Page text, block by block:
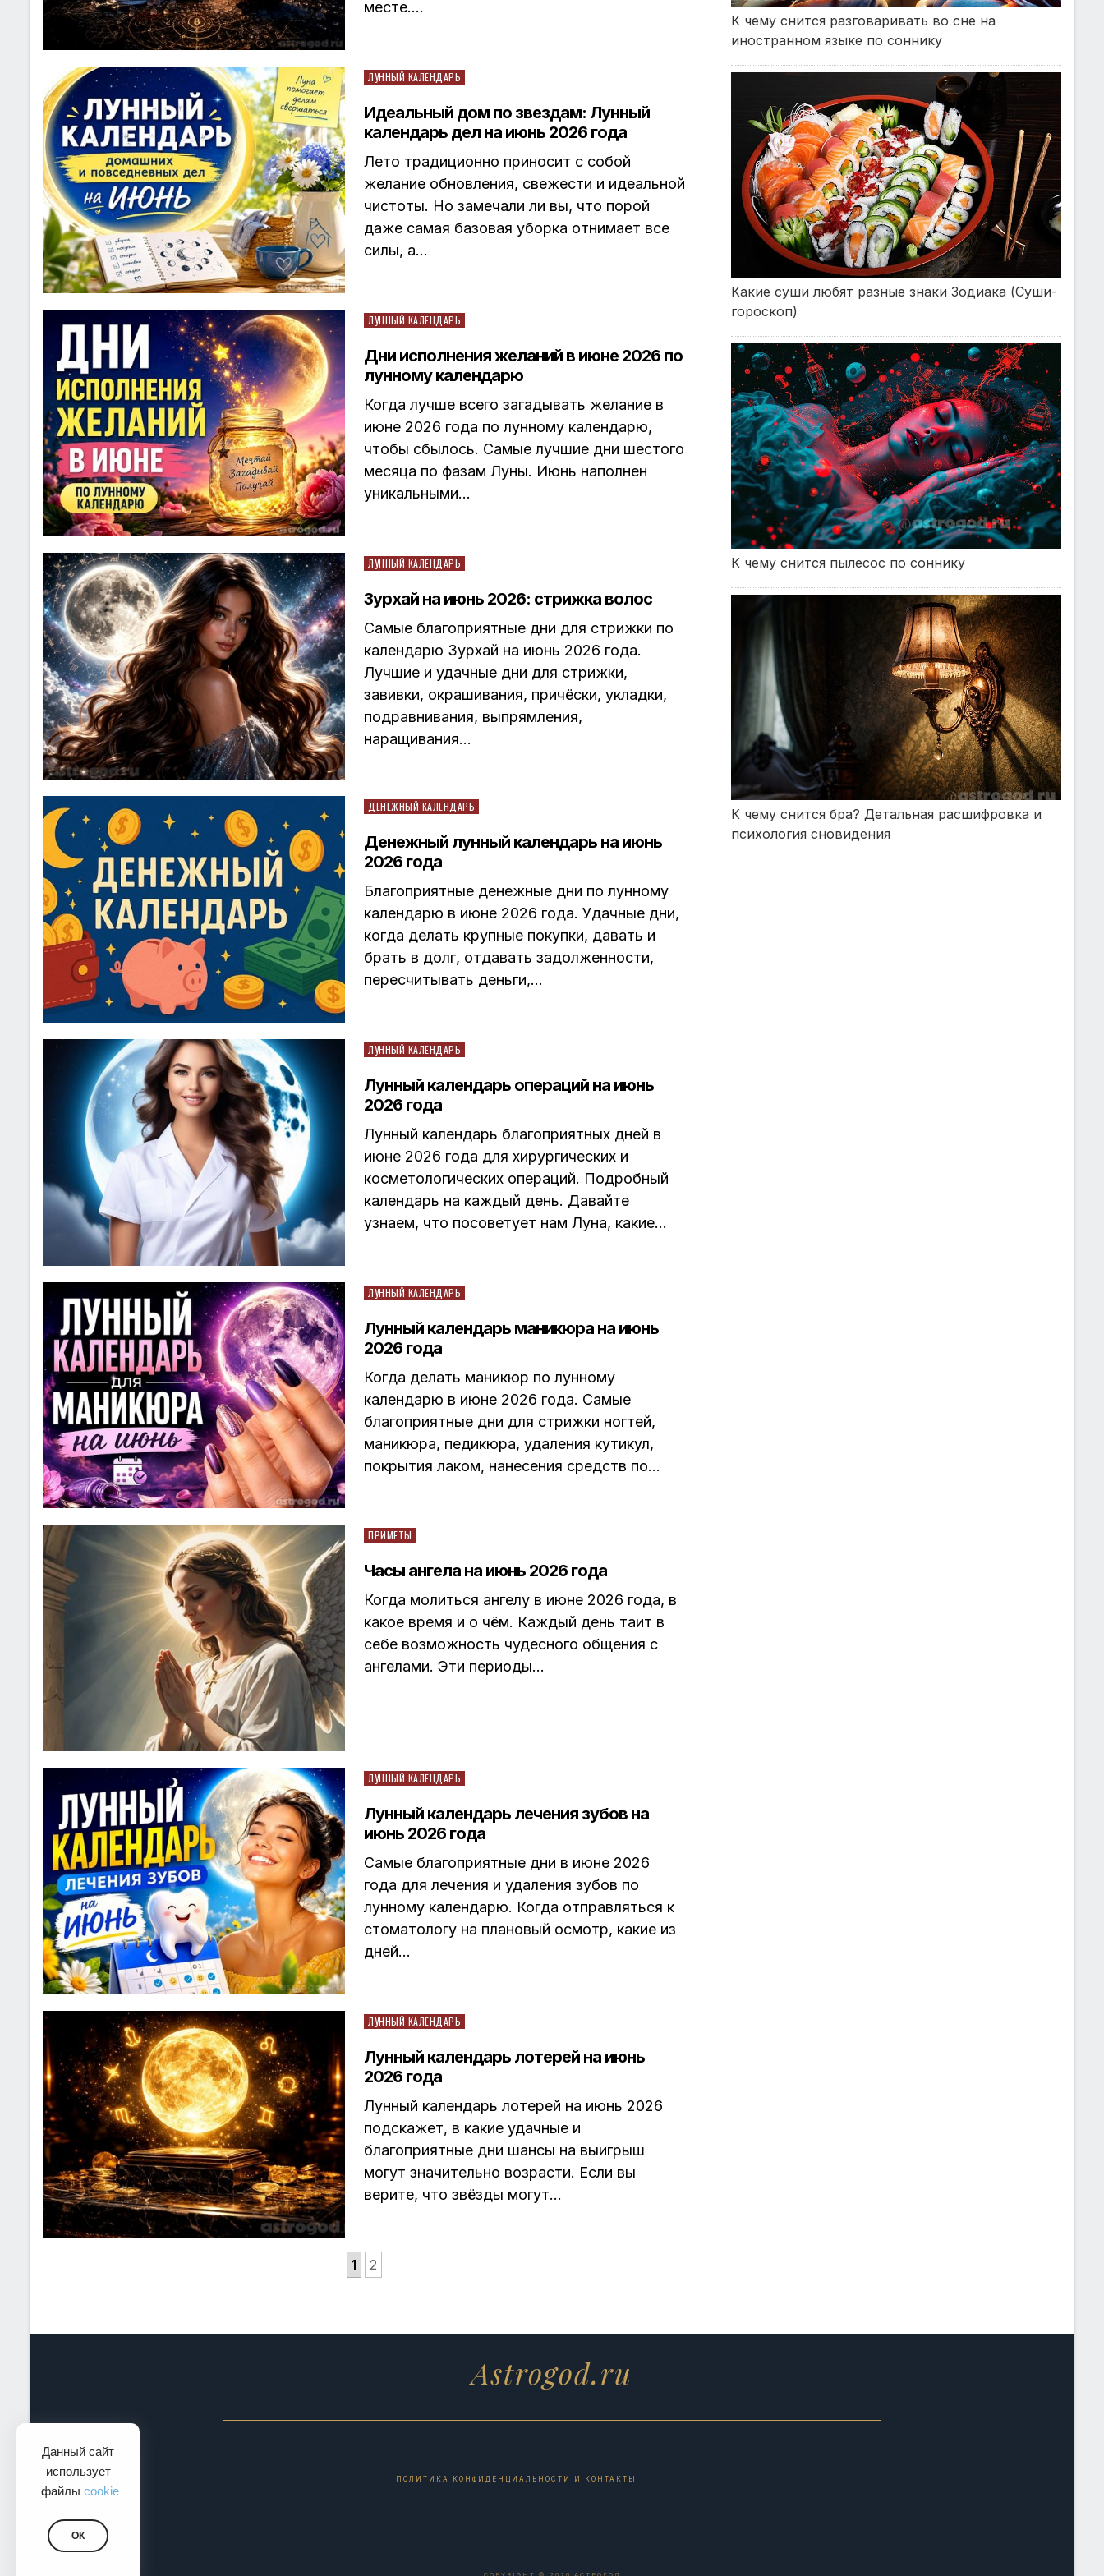
Данный сайт
использует
файлы cookie
ОК
месте….
Posted
ЛУННЫЙ КАЛЕНДАРЬ
Идеальный дом по звездам: Лунный
календарь дел на июнь 2026 года
Лето традиционно приносит с собой
желание обновления, свежести и идеальной
чистоты. Но замечали ли вы, что порой
даже самая базовая уборка отнимает все
силы, а…
Posted
ЛУННЫЙ КАЛЕНДАРЬ
Дни исполнения желаний в июне 2026 по
лунному календарю
Когда лучше всего загадывать желание в
июне 2026 года по лунному календарю,
чтобы сбылось. Самые лучшие дни шестого
месяца по фазам Луны. Июнь наполнен
уникальными…
Posted
ЛУННЫЙ КАЛЕНДАРЬ
Зурхай на июнь 2026: стрижка волос
Самые благоприятные дни для стрижки по
календарю Зурхай на июнь 2026 года.
Лучшие и удачные дни для стрижки,
завивки, окрашивания, причёски, укладки,
подравнивания, выпрямления,
наращивания…
Posted
ДЕНЕЖНЫЙ КАЛЕНДАРЬ
Денежный лунный календарь на июнь
2026 года
Благоприятные денежные дни по лунному
календарю в июне 2026 года. Удачные дни,
когда делать крупные покупки, давать и
брать в долг, отдавать задолженности,
пересчитывать деньги,…
Posted
ЛУННЫЙ КАЛЕНДАРЬ
Лунный календарь операций на июнь
2026 года
Лунный календарь благоприятных дней в
июне 2026 года для хирургических и
косметологических операций. Подробный
календарь на каждый день. Давайте
узнаем, что посоветует нам Луна, какие…
Posted
ЛУННЫЙ КАЛЕНДАРЬ
Лунный календарь маникюра на июнь
2026 года
Когда делать маникюр по лунному
календарю в июне 2026 года. Самые
благоприятные дни для стрижки ногтей,
маникюра, педикюра, удаления кутикул,
покрытия лаком, нанесения средств по…
Posted
ПРИМЕТЫ
Часы ангела на июнь 2026 года
Когда молиться ангелу в июне 2026 года, в
какое время и о чём. Каждый день таит в
себе возможность чудесного общения с
ангелами. Эти периоды…
Posted
ЛУННЫЙ КАЛЕНДАРЬ
Лунный календарь лечения зубов на
июнь 2026 года
Самые благоприятные дни в июне 2026
года для лечения и удаления зубов по
лунному календарю. Когда отправляться к
стоматологу на плановый осмотр, какие из
дней…
Posted
ЛУННЫЙ КАЛЕНДАРЬ
Лунный календарь лотерей на июнь
2026 года
Лунный календарь лотерей на июнь 2026
подскажет, в какие удачные и
благоприятные дни шансы на выигрыш
могут значительно возрасти. Если вы
верите, что звёзды могут…
1 2
К чему снится разговаривать во сне на
иностранном языке по соннику
Какие суши любят разные знаки Зодиака (Суши-
гороскоп)
К чему снится пылесос по соннику
К чему снится бра? Детальная расшифровка и
психология сновидения
Astrogod.ru
ПОЛИТИКА КОНФИДЕНЦИАЛЬНОСТИ И КОНТАКТЫ